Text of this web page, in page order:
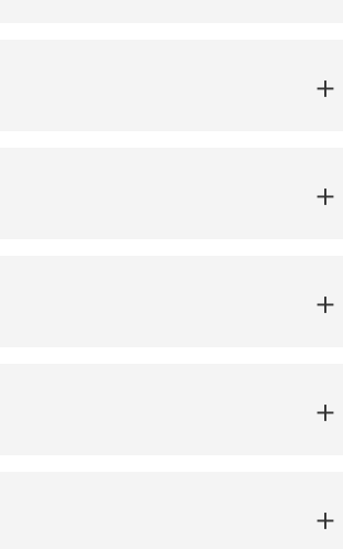
+
+
+
+
+